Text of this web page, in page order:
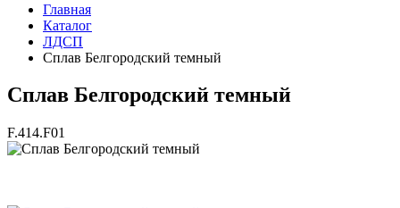
Главная
Каталог
ЛДСП
Сплав Белгородский темный
Сплав Белгородский темный
F.414.F01